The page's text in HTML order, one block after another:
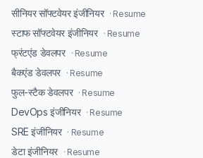
सीनियर सॉफ्टवेयर इंजीनियर · Resume
स्टाफ सॉफ्टवेयर इंजीनियर · Resume
फ्रंटएंड डेवलपर · Resume
बैकएंड डेवलपर · Resume
फुल-स्टैक डेवलपर · Resume
DevOps इंजीनियर · Resume
SRE इंजीनियर · Resume
डेटा इंजीनियर · Resume